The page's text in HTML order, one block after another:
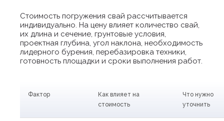
Стоимость погружения свай рассчитывается
индивидуально. На цену влияет количество свай,
их длина и сечение, грунтовые условия,
проектная глубина, угол наклона, необходимость
лидерного бурения, перебазировка техники,
готовность площадки и сроки выполнения работ.
Фактор
Как влияет на
стоимость
Что нужно
уточнить